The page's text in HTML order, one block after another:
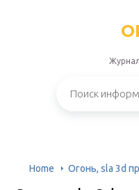
Home Огонь, sla 3d